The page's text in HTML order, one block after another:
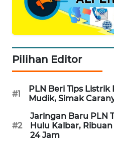
Pilihan Editor
#1
PLN Beri Tips
Mudik, Simak
#2
Jaringan Baru PLN
Hulu Kalbar,
24 Jam
WN
MAJALENGKA
SUBANG
SUKABUMI
WN
PURWAKARTA